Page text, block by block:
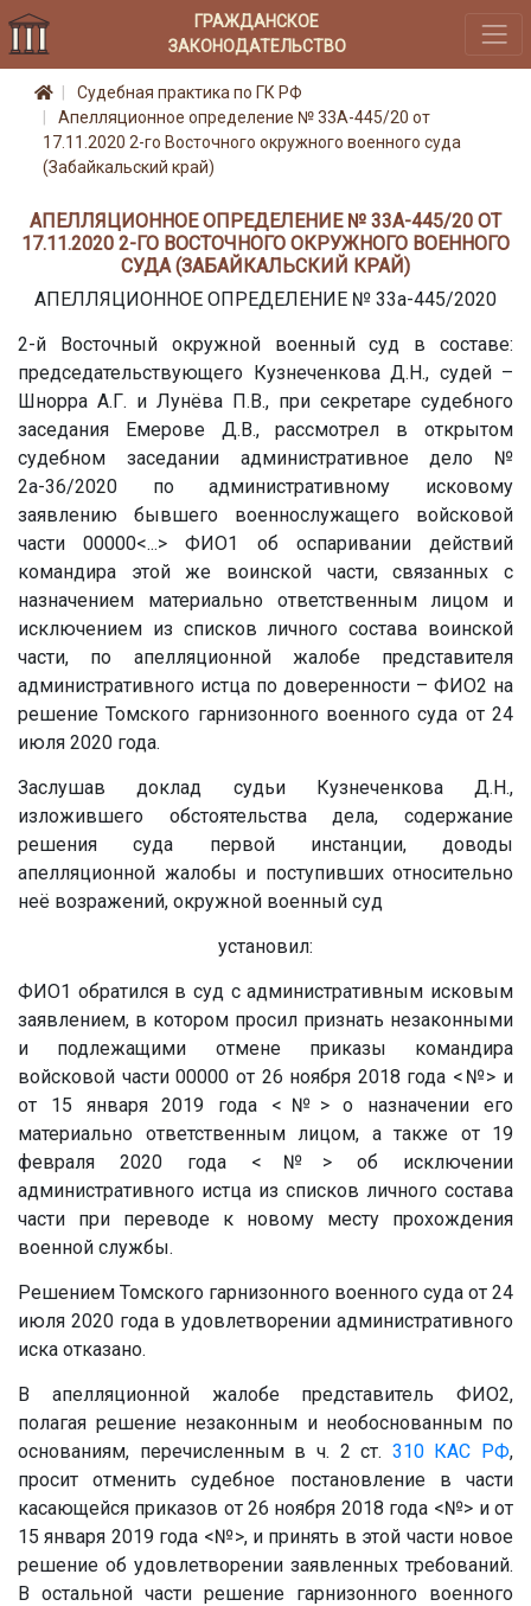
ГРАЖДАНСКОЕ
ЗАКОНОДАТЕЛЬСТВО
Судебная практика по ГК РФ
Апелляционное определение № 33А-445/20 от
17.11.2020 2-го Восточного окружного военного суда
(Забайкальский край)
АПЕЛЛЯЦИОННОЕ ОПРЕДЕЛЕНИЕ № 33А-445/20 ОТ
17.11.2020 2-ГО ВОСТОЧНОГО ОКРУЖНОГО ВОЕННОГО
СУДА (ЗАБАЙКАЛЬСКИЙ КРАЙ)
АПЕЛЛЯЦИОННОЕ ОПРЕДЕЛЕНИЕ № 33а-445/2020
2-й Восточный окружной военный суд в составе:
председательствующего Кузнеченкова Д.Н., судей –
Шнорра А.Г. и Лунёва П.В., при секретаре судебного
заседания Емерове Д.В., рассмотрел в открытом
судебном заседании административное дело №
2а-36/2020 по административному исковому
заявлению бывшего военнослужащего войсковой
части00000<...> ФИО1 об оспаривании действий
командира этой же воинской части, связанных с
назначением материально ответственным лицом и
исключением из списков личного состава воинской
части, по апелляционной жалобе представителя
административного истца по доверенности – ФИО2 на
решение Томского гарнизонного военного суда от 24
июля 2020 года.
Заслушав доклад судьи Кузнеченкова Д.Н.,
изложившего обстоятельства дела, содержание
решения суда первой инстанции, доводы
апелляционной жалобы и поступивших относительно
неё возражений, окружной военный суд
установил:
ФИО1 обратился в суд с административным исковым
заявлением, в котором просил признать незаконными
и подлежащими отмене приказы командира
войсковой части00000 от 26 ноября 2018 года <№> и
от 15 января 2019 года <№>о назначении его
материально ответственным лицом, а также от 19
февраля 2020 года <№>об исключении
административного истца из списков личного состава
части при переводе к новому месту прохождения
военной службы.
Решением Томского гарнизонного военного суда от 24
июля 2020 года в удовлетворении административного
иска отказано.
В апелляционной жалобе представитель ФИО2,
полагая решение незаконным и необоснованным по
основаниям, перечисленным в ч. 2 ст. 310 КАС РФ,
просит отменить судебное постановление в части
касающейся приказов от 26 ноября 2018 года <№> и от
15 января 2019 года <№>, и принять в этой части новое
решение об удовлетворении заявленных требований.
В остальной части решение гарнизонного военного